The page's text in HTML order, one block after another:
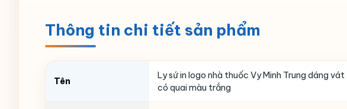
Thông tin chi tiết sản phẩm
Tên
Ly sứ in logo nhà thuốc Vy Minh Trung dáng vát
có quai màu trắng